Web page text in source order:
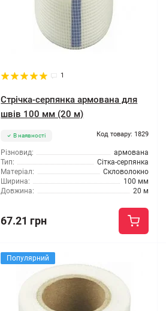
1
Стрічка-серпянка армована для
швів 100 мм (20 м)
В наявності Код товару: 1829
Різновид:
армована
Тип:
Сітка-серпянка
Матеріал:
Скловолокно
Ширина:
100 мм
Довжина:
20 м
67.21 грн
Популярний